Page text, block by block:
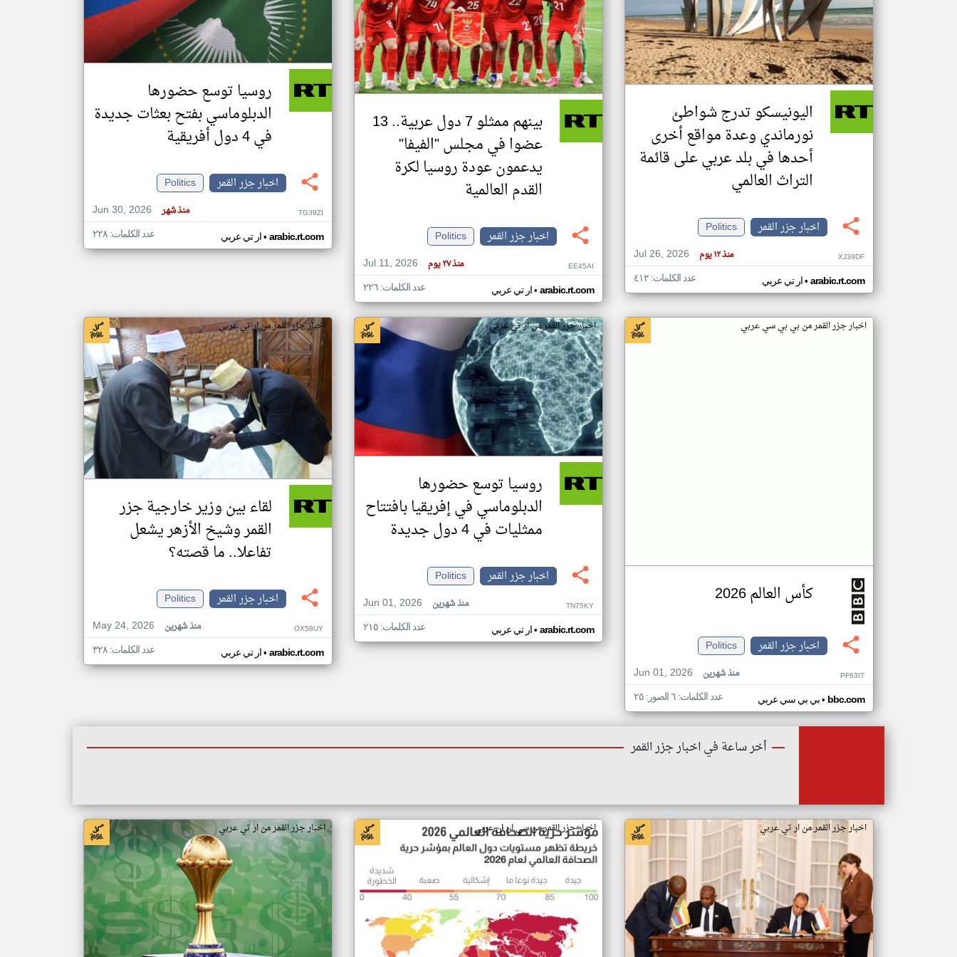
تغيير الدولة
اخبار جزر القمر على مدار الساعة
أهم اخبار جزر القمر العاجلة والمباشرة
اليونيسكو تدرج شواطئ
نورماندي وعدة مواقع أخرى
أحدها في بلد عربي على قائمة
التراث العالمي
اخبار جزر القمر
Politics
Jul 26, 2026
منذ ١٢ يوم XJ39DF
ار تي عربي• arabic.rt.com عدد الكلمات: ٤١٢
بينهم ممثلو 7 دول عربية.. 13
عضوا في مجلس "الفيفا"
يدعمون عودة روسيا لكرة
القدم العالمية
اخبار جزر القمر
Politics
Jul 11, 2026
منذ ٢٧ يوم EE45AI
ار تي عربي• arabic.rt.com عدد الكلمات: ٢٢٦
روسيا توسع حضورها
الدبلوماسي بفتح بعثات جديدة
في 4 دول أفريقية
اخبار جزر القمر
Politics
Jun 30, 2026
منذ شهر TG39ZI
ار تي عربي• arabic.rt.com عدد الكلمات: ٢٢٨
اخبار جزر القمر من بي بي سي عربي
كأس العالم 2026
اخبار جزر القمر
Politics
Jun 01, 2026
منذ شهرين PF63IT
بي بي سي عربي• bbc.com عدد الكلمات: ٦ الصور: ٢٥
اخبار جزر القمر من ار تي عربي
روسيا توسع حضورها
الدبلوماسي في إفريقيا بافتتاح
ممثليات في 4 دول جديدة
اخبار جزر القمر
Politics
Jun 01, 2026
منذ شهرين TN75KY
ار تي عربي• arabic.rt.com عدد الكلمات: ٢١٥
اخبار جزر القمر من ار تي عربي
لقاء بين وزير خارجية جزر
القمر وشيخ الأزهر يشعل
تفاعلا.. ما قصته؟
اخبار جزر القمر
Politics
May 24, 2026
منذ شهرين OX58UY
ار تي عربي• arabic.rt.com عدد الكلمات: ٣٢٨
أخر ساعة في اخبار جزر القمر
اخبار جزر القمر من ار تي عربي اخبار جزر القمر من سي ان ان عربي اخبار جزر القمر من ار تي عربي
klyoum.com